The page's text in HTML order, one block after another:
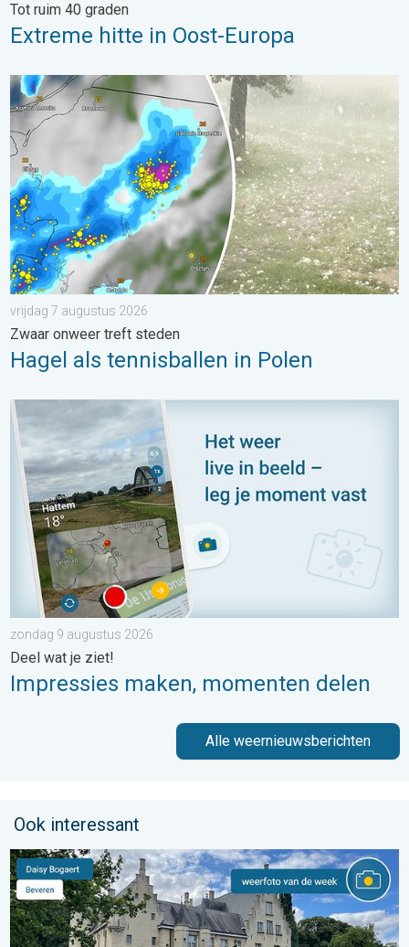
Tot ruim 40 graden
Extreme hitte in Oost-Europa
Hagel als tennisballen in Polen. Zwaar onweer treft steden. . .
vrijdag 7 augustus 2026
Zwaar onweer treft steden
Hagel als tennisballen in Polen
Impressies maken, momenten delen. Deel wat je ziet!. . .
zondag 9 augustus 2026
Deel wat je ziet!
Impressies maken, momenten delen
Alle weernieuwsberichten
Ook interessant
De weerfoto van de week. Weer&Radar uploader. . . zaterdag